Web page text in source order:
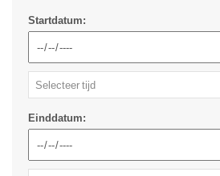
Startdatum:
Einddatum: